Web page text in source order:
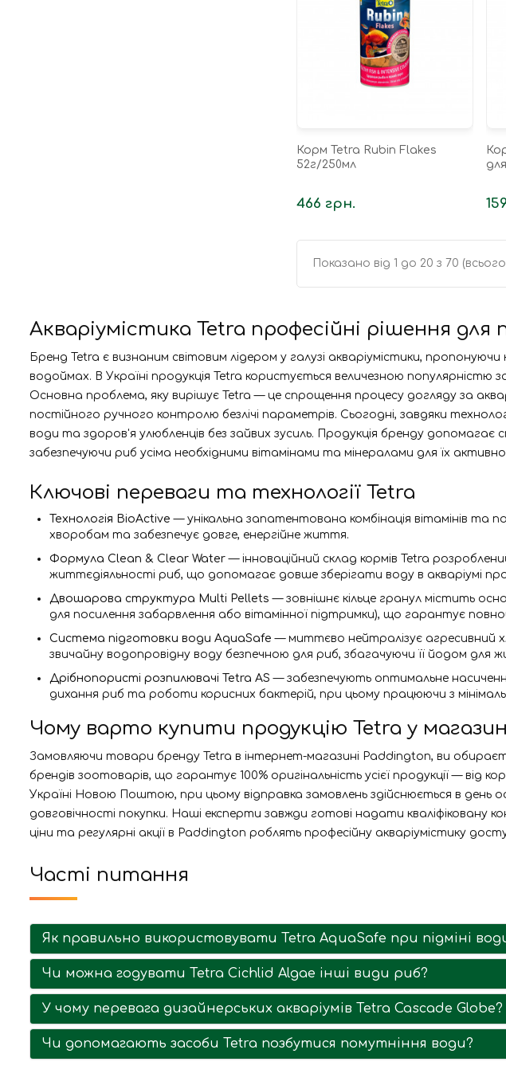
Корм Tetra Rubin Flakes
52г/250мл
466 грн.
Показано від 1 до 20 з 70
Акваріумістика Tetra професійні рішення для
Бренд Tetra є визнаним світовим лідером у галузі акваріумістики,
водоймах. В Україні продукція Tetra користується величезною популярністю
Основна проблема, яку вирішує Tetra — це спрощення процесу догляду за
постійного ручного контролю безлічі параметрів. Сьогодні, завдяки
води та здоров'я улюбленців без зайвих зусиль. Продукція бренду
забезпечуючи риб усіма необхідними вітамінами та мінералами для їх
Ключові переваги та технології Tetra
Технологія BioActive — унікальна запатентована комбінація вітамінів та
хворобам та забезпечує довге, енергійне життя.
Формула Clean & Clear Water — інноваційний склад кормів Tetra
життєдіяльності риб, що допомагає довше зберігати воду в акваріумі
Двошарова структура Multi Pellets — зовнішнє кільце гранул містить
для посилення забарвлення або вітамінної підтримки), що гарантує
Система підготовки води AquaSafe — миттєво нейтралізує агресивний
звичайну водопровідну воду безпечною для риб, збагачуючи її йодом для
Дрібнопористі розпилювачі Tetra AS — забезпечують оптимальне
дихання риб та роботи корисних бактерій, при цьому працюючи з
Чому варто купити продукцію Tetra у
Замовляючи товари бренду Tetra в інтернет-магазині Paddington, ви
брендів зоотоварів, що гарантує 100% оригінальність усієї продукції —
Україні Новою Поштою, при цьому відправка замовлень здійснюється в
довговічності покупки. Наші експерти завжди готові надати
ціни та регулярні акції в Paddington роблять професійну акваріумістику
Часті питання
Як правильно використовувати Tetra AquaSafe при підміні
Чи можна годувати Tetra Cichlid Algae інші види риб?
У чому перевага дизайнерських акваріумів Tetra Cascade Globe?
Чи допомагають засоби Tetra позбутися помутніння води?